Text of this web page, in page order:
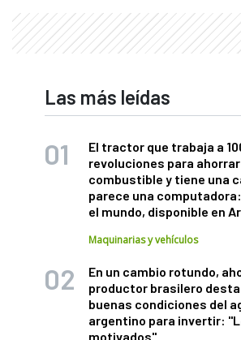
Las más leídas
El tractor que trabaja a
revoluciones para ahorrar
combustible y tiene una
parece una
el mundo, disponible en
Maquinarias y vehículos
En un cambio rotundo,
productor brasilero
buenas condiciones del
argentino para invertir:
motivados"